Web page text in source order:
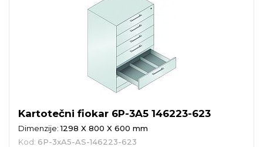
Kartotečni fiokar 6P-3A5 146223-623
Dimenzije:1298 X 800 X 600 mm
Kod: 6P-3xA5-AS-146223-623